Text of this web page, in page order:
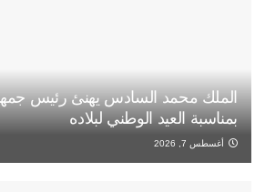
الملك محمد السادس يهنئ رئيس
بمناسبة العيد الوطني لبلاده
أغسطس 7, 2026